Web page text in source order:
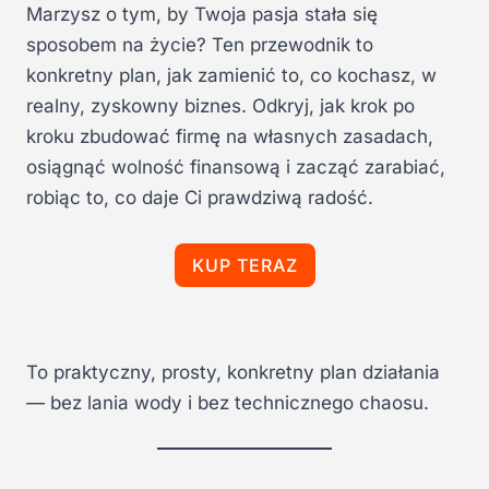
e
r
w
o
t
n
c
n
w
9
,
0
0
k
t
u
a
l
n
a
e
a
w
y
0
z
ł
Marzysz o tym, by Twoja pasja stała się
sposobem na życie? Ten przewodnik to
konkretny plan, jak zamienić to, co kochasz, w
realny, zyskowny biznes. Odkryj, jak krok po
kroku zbudować firmę na własnych zasadach,
osiągnąć wolność finansową i zacząć zarabiać,
robiąc to, co daje Ci prawdziwą radość.
KUP TERAZ
To praktyczny, prosty, konkretny plan działania
— bez lania wody i bez technicznego chaosu.